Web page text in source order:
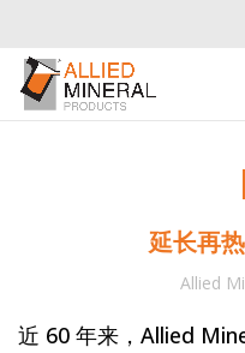
延长再
Allied
近 60 年来，Allied